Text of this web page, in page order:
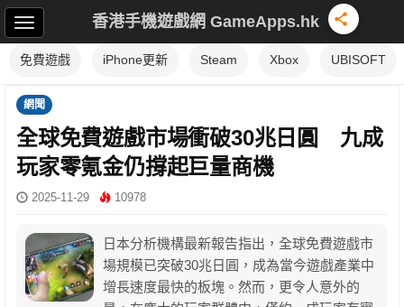
香港手機遊戲網 GameApps.hk
免費遊戲 iPhone更新 Steam Xbox UBISOFT
網聞
全球免費遊戲市場衝破30兆日圓 九成
玩家零氪金仍撐起巨量商機
2025-11-29 10978
日本分析機構最新報告指出，全球免費遊戲市
場規模已突破30兆日圓，成為當今遊戲產業中
增長速度最快的板塊。然而，更令人意外的